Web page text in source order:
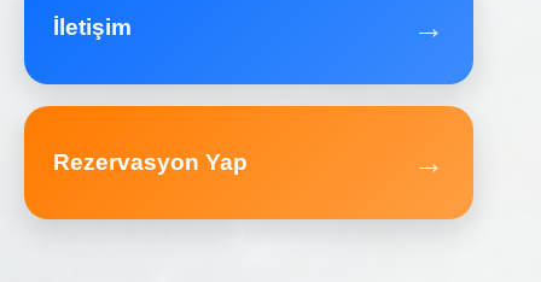
İletişim →
Rezervasyon Yap →